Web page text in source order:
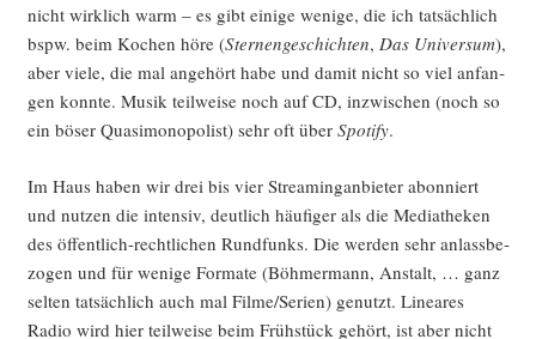
nicht wirk­lich warm – es gibt eini­ge weni­ge, die ich tat­säch­lich
bspw. beim Kochen höre (Ster­nen­ge­schich­ten, Das Uni­ver­sum),
aber vie­le, die mal ange­hört habe und damit nicht so viel anfan­
gen konn­te. Musik teil­wei­se noch auf CD, inzwi­schen (noch so
ein böser Qua­si­mo­no­po­list) sehr oft über Spo­ti­fy.
Im Haus haben wir drei bis vier Strea­ming­an­bie­ter abon­niert
und nut­zen die inten­siv, deut­lich häu­fi­ger als die Media­the­ken
des öffent­lich-recht­li­chen Rund­funks. Die wer­den sehr anlass­be­
zo­gen und für weni­ge For­ma­te (Böh­mer­mann, Anstalt, … ganz
sel­ten tat­säch­lich auch mal Filme/Serien) genutzt. Linea­res
Radio wird hier teil­wei­se beim Früh­stück gehört, ist aber nicht